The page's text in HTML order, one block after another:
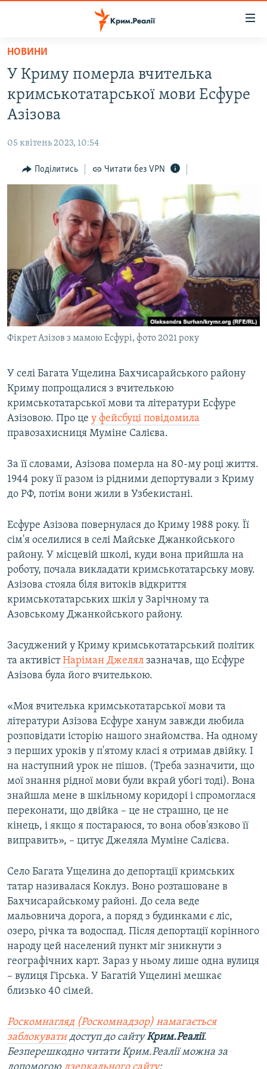
Перейти
основного
матеріалу
Перейти
до
основної
Перейти
до
ВОДА.КРИМ
ВІДЕО ТА ФОТО
БЛОГИ
ПОГЛЯД
ВСЕ ЗА ДЕНЬ
СПЕЦПРОЕКТИ
ДЕПОРТАЦІЯ
ВІДЕОУРОКИ «ELIFBE»
СВІДЧЕННЯ ОКУПАЦІЇ
УКРАЇНСЬКА ПРОБЛЕМА КРИМУ
ІНФОГРАФІКА
ЯК ОБІЙТИ БЛОКУВАННЯ
Русский
Qırımtatar
ДОЛУЧАЙСЯ!
Усі сайти RFE/RL
НОВИНИ
У Криму померла вчителька
кримськотатарської мови Есфуре
Азізова
05 квітень 2023, 10:54
Поділитись Читати без VPN
Фікрет Азізов з мамою Есфурі, фото 2021 року
У селі Багата Ущелина Бахчисарайського району
Криму попрощалися з вчителькою
кримськотатарської мови та літератури Есфуре
Азізовою. Про це у фейсбуці повідомила
правозахисниця Муміне Салієва.
За її словами, Азізова померла на 80-му році життя.
1944 року її разом із рідними депортували з Криму
до РФ, потім вони жили в Узбекистані.
Есфуре Азізова повернулася до Криму 1988 року. Її
сім'я оселилися в селі Майське Джанкойського
району. У місцевій школі, куди вона прийшла на
роботу, почала викладати кримськотатарську мову.
Азізова стояла біля витоків відкриття
кримськотатарських шкіл у Зарічному та
Азовському Джанкойського району.
Засуджений у Криму кримськотатарський політик
та активістНаріман Джелял зазначав, що Есфуре
Азізова була його вчителькою.
«Моя вчителька кримськотатарської мови та
літератури Азізова Есфуре ханум завжди любила
розповідати історію нашого знайомства. На одному
з перших уроків у п'ятому класі я отримав двійку. І
на наступний урок не пішов. (Треба зазначити, що
мої знання рідної мови були вкрай убогі тоді). Вона
знайшла мене в шкільному коридорі і спромоглася
переконати, що двійка – це не страшно, це не
кінець, і якщо я постараюся, то вона обов'язково її
виправить», – цитує Джеляла Муміне Салієва.
Село Багата Ущелина до депортації кримських
татар називалася Коклуз. Воно розташоване в
Бахчисарайському районі. До села веде
мальовнича дорога, а поряд з будинками є ліс,
озеро, річка та водоспад. Після депортації корінного
народу цей населений пункт міг зникнути з
географічних карт. Зараз у ньому лише одна вулиця
– вулиця Гірська. У Багатій Ущелині мешкає
близько 40 сімей.
Роскомнагляд (Роскомнадзор) намагається
заблокуватидоступ до сайтуКрим.Реалії.
Безперешкодно читати Крим.Реалії можна за